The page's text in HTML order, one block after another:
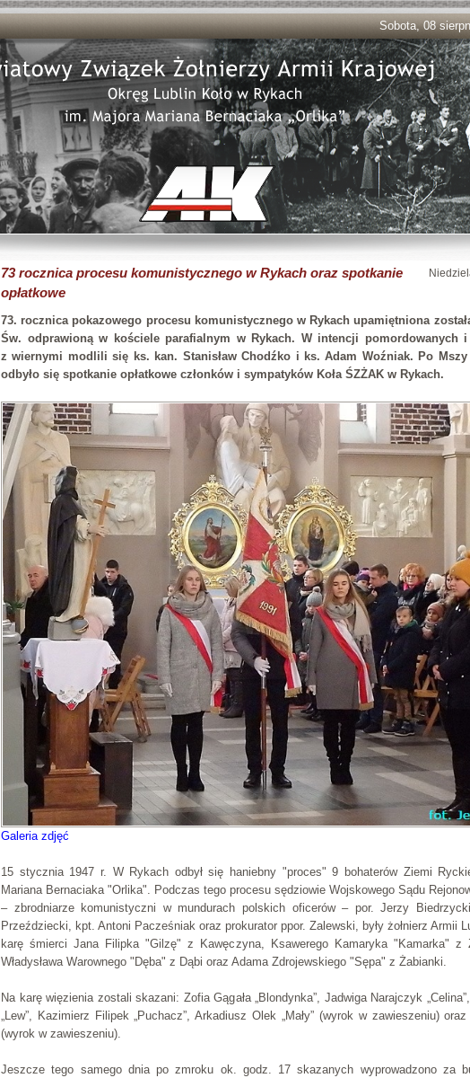
Sobota, 08
73 rocznica procesu komunistycznego w Rykach oraz spotkanie
opłatkowe
73. rocznica pokazowego procesu komunistycznego w Rykach upamiętniona
Św. odprawioną w kościele parafialnym w Rykach. W intencji pomordowanych i
z wiernymi modlili się ks. kan. Stanisław Chodźko i ks. Adam Woźniak. Po
odbyło się spotkanie opłatkowe członków i sympatyków Koła ŚZŻAK w Rykach.
Galeria zdjęć
15 stycznia 1947 r. W Rykach odbył się haniebny "proces" 9 bohaterów Ziemi
Mariana Bernaciaka "Orlika". Podczas tego procesu sędziowie Wojskowego Sądu
– zbrodniarze komunistyczni w mundurach polskich oficerów – por. Jerzy
Przeździecki, kpt. Antoni Pacześniak oraz prokurator ppor. Zalewski, były żołnierz Armii
karę śmierci Jana Filipka "Gilzę" z Kawęczyna, Ksawerego Kamaryka "Kamarka" z
Władysława Warownego "Dęba" z Dąbi oraz Adama Zdrojewskiego "Sępa" z Żabianki.
Na karę więzienia zostali skazani: Zofia Gągała „Blondynka”, Jadwiga Narajczyk
„Lew”, Kazimierz Filipek „Puchacz”, Arkadiusz Olek „Mały” (wyrok w zawieszeniu)
(wyrok w zawieszeniu).
Jeszcze tego samego dnia po zmroku ok. godz. 17 skazanych wyprowadzono za